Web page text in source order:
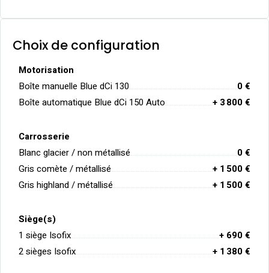
Choix de configuration
Motorisation
Boîte manuelle Blue dCi 130
0 €
Boîte automatique Blue dCi 150 Auto
+ 3 800 €
Carrosserie
Blanc glacier / non métallisé
0 €
Gris comète / métallisé
+ 1 500 €
Gris highland / métallisé
+ 1 500 €
Siège(s)
1 siège Isofix
+ 690 €
2 sièges Isofix
+ 1 380 €